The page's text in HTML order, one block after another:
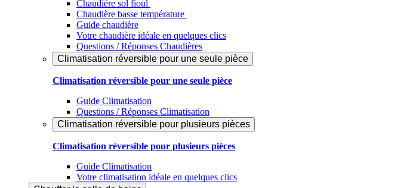
Chaudière sol fioul
Chaudière basse température
Guide chaudière
Votre chaudière idéale en quelques clics
Questions / Réponses Chaudières
Climatisation réversible pour une seule pièce
Climatisation réversible pour une seule pièce
Guide Climatisation
Questions / Réponses Climatisation
Climatisation réversible pour plusieurs pièces
Climatisation réversible pour plusieurs pièces
Guide Climatisation
Votre climatisation idéale en quelques clics